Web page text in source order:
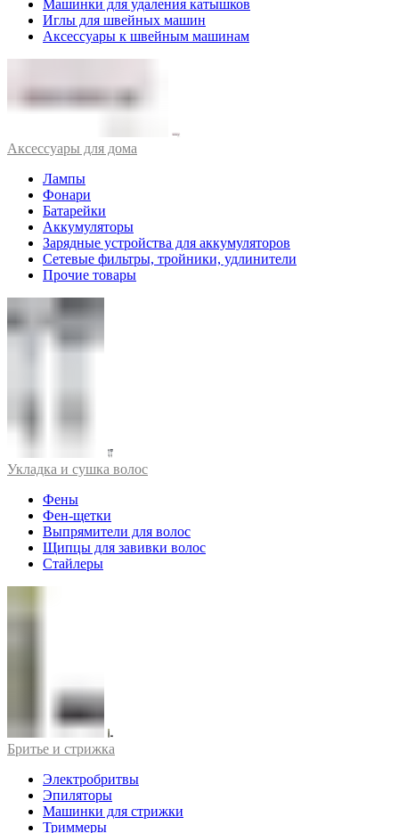
Машинки для удаления катышков
Иглы для швейных машин
Аксессуары к швейным машинам
Аксессуары для дома
Лампы
Фонари
Батарейки
Аккумуляторы
Зарядные устройства для аккумуляторов
Сетевые фильтры, тройники, удлинители
Прочие товары
Укладка и сушка волос
Фены
Фен-щетки
Выпрямители для волос
Щипцы для завивки волос
Стайлеры
Бритье и стрижка
Электробритвы
Эпиляторы
Машинки для стрижки
Триммеры